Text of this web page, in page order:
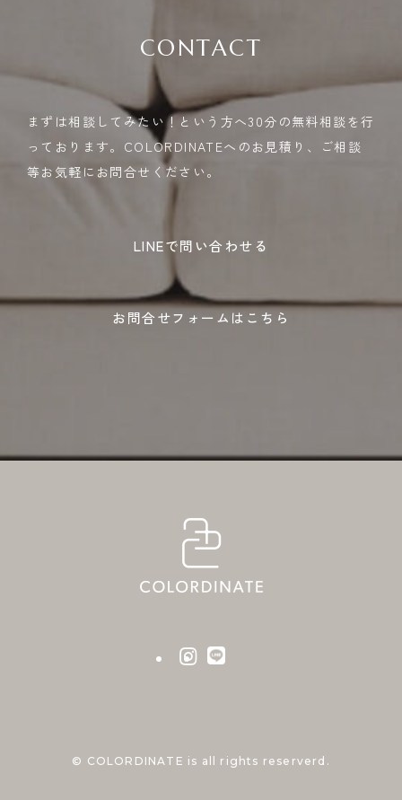
CONTACT
まずは相談してみたい！という方へ30分の無料相談を行
っております。COLORDINATEへのお見積り、ご相談
等お気軽にお問合せください。
LINEで問い合わせる
お問合せフォームはこちら
© COLORDINATE is all rights reserverd.